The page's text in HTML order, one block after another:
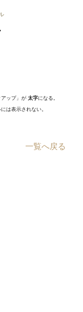
ップ」が 太字になる。
は表示されない。
一覧へ戻る